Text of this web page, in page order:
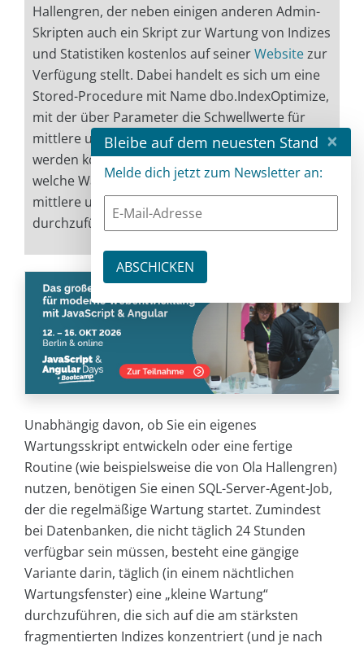
Hallengren, der neben einigen anderen Admin-
Skripten auch ein Skript zur Wartung von Indizes
und Statistiken kostenlos auf seinerWebsitezur
Verfügung stellt. Dabei handelt es sich um eine
Stored-Procedure mit Name dbo.IndexOptimize,
mit der über Parameter die Schwellwerte für
mittlere und hohe Fragmentierung angegeben
werden können und definiert werden kann,
welche Wartungsmaßnahmen für niedrige,
mittlere und hohe Fragmentierung
durchzuführen sind.
Unabhängig davon, ob Sie ein eigenes
Wartungsskript entwickeln oder eine fertige
Routine (wie beispielsweise die von Ola Hallengren)
nutzen, benötigen Sie einen SQL-Server-Agent-Job,
der die regelmäßige Wartung startet. Zumindest
bei Datenbanken, die nicht täglich 24 Stunden
verfügbar sein müssen, besteht eine gängige
Variante darin, täglich (in einem nächtlichen
Wartungsfenster) eine „kleine Wartung“
durchzuführen, die sich auf die am stärksten
fragmentierten Indizes konzentriert (und je nach
Bleibe auf dem neuesten Stand ×
Melde dich jetzt zum Newsletter an: